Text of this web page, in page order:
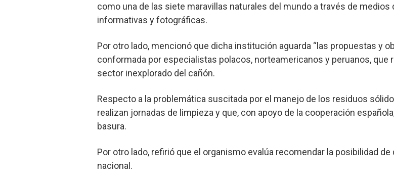
como una de las siete maravillas naturales del mundo a través de
informativas y fotográficas.
Por otro lado, mencionó que dicha institución aguarda “las propuestas y
conformada por especialistas polacos, norteamericanos y peruanos,
sector inexplorado del cañón.
Respecto a la problemática suscitada por el manejo de los residuos
realizan jornadas de limpieza y que, con apoyo de la cooperación
basura.
Por otro lado, refirió que el organismo evalúa recomendar la posibilidad
nacional.